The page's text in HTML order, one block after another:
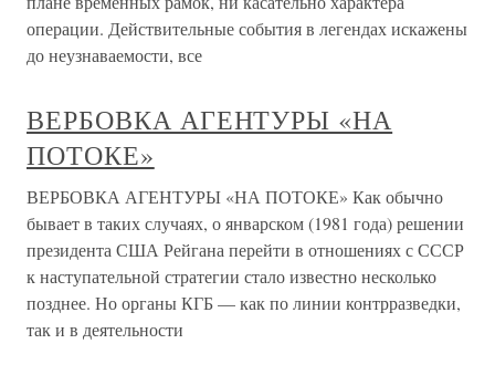
операции. Действительные события в легендах искажены
до неузнаваемости, все
ВЕРБОВКА АГЕНТУРЫ «НА
ПОТОКЕ»
ВЕРБОВКА АГЕНТУРЫ «НА ПОТОКЕ» Как обычно
бывает в таких случаях, о январском (1981 года) решении
президента США Рейгана перейти в отношениях с СССР
к наступательной стратегии стало известно несколько
позднее. Но органы КГБ — как по линии контрразведки,
так и в деятельности